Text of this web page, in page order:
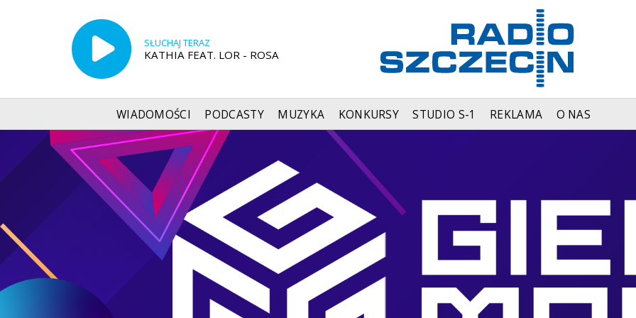
SŁUCHAJ TERAZ
KATHIA FEAT. LOR - ROSA
WIADOMOŚCI PODCASTY MUZYKA KONKURSY STUDIO S-1 REKLAMA O NAS